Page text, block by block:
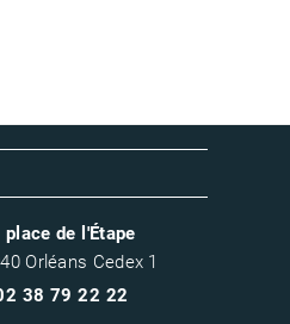
de l'Étape
Orléans Cedex 1
38 79 22 22